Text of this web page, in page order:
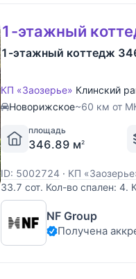
1-этажный
1-этажный коттедж
КП «Заозерье» Клинский
Новорижское~60 км от
площадь
346.89 м2
ID: 5002724 · КП
33.7 cот. Кол-во спален:
км от МКАД. Без комиссии
увеличенного размера,
NF Group
Получена